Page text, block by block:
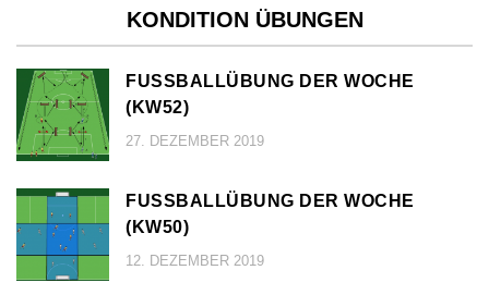
KONDITION ÜBUNGEN
FUSSBALLÜBUNG DER WOCHE (
KW52)
27. DEZEMBER 2019
FUSSBALLÜBUNG DER WOCHE (
KW50)
12. DEZEMBER 2019